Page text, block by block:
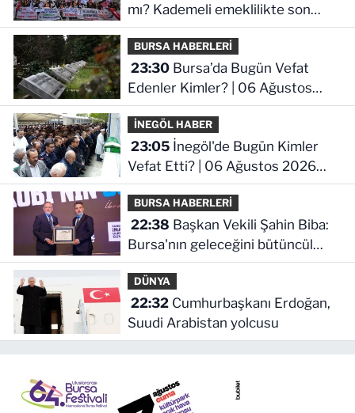
mı? Kademeli emeklilikte son
durum ne!
BURSA HABERLERİ
23:30Bursa’da Bugün Vefat
Edenler Kimler? | 06 Ağustos
2026 Perşembe
İNEGÖL HABER
23:05İnegöl'de Bugün Kimler
Vefat Etti? | 06 Ağustos 2026
Perşembe
BURSA HABERLERİ
22:38
Bursa'nın geleceğini bütüncül
anlayışla planlıyoruz
DÜNYA
22:32Cumhurbaşkanı Erdoğan,
Suudi Arabistan yolcusu